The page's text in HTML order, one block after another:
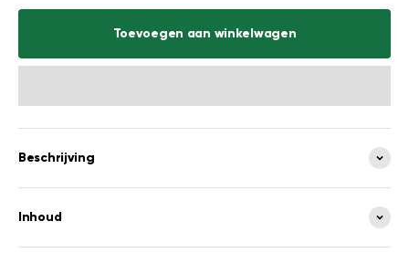
Toevoegen aan winkelwagen
Beschrijving
Inhoud